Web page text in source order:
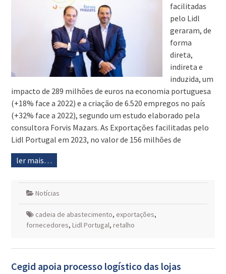
facilitadas
pelo Lidl
geraram, de
forma
direta,
indireta e
induzida, um
impacto de 289 milhões de euros na economia portuguesa
(+18% face a 2022) e a criação de 6.520 empregos no país
(+32% face a 2022), segundo um estudo elaborado pela
consultora Forvis Mazars. As Exportações facilitadas pelo
Lidl Portugal em 2023, no valor de 156 milhões de
ler mais…
Notícias
cadeia de abastecimento, exportações,
fornecedores, Lidl Portugal, retalho
Cegid apoia processo logístico das lojas